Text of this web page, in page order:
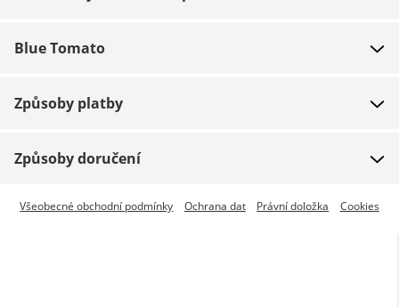
Platba
Navrácení zboží
Sledování zásilky
Blue Tomato
Práce
Blue World
Způsoby platby
Způsoby doručení
Expresní doručení je dostupné
Všeobecné obchodní podmínky Ochrana dat Právní doložka Cookies